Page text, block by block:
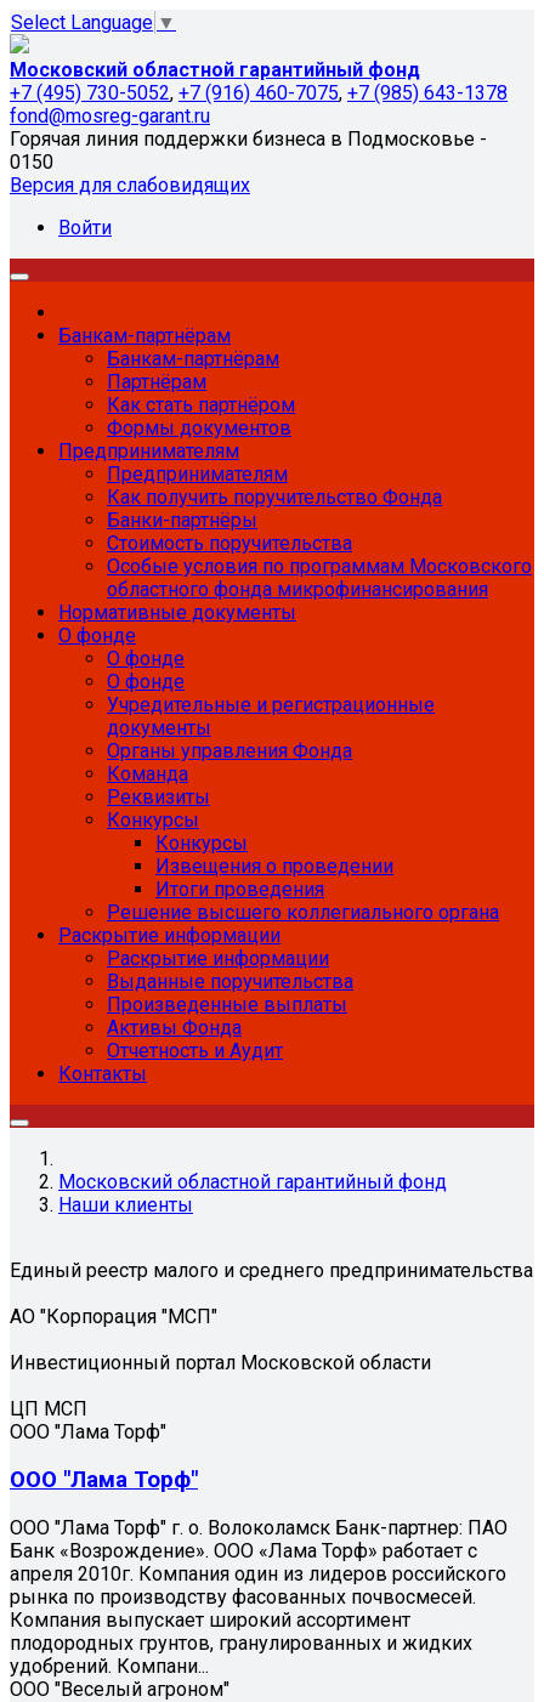
Select Language ▼
Московский областной гарантийный фонд
+7 (495) 730-5052, +7 (916) 460-7075, +7 (985) 643-1378
fond@mosreg-garant.ru
Горячая линия поддержки бизнеса в Подмосковье -
0150
Версия для слабовидящих
Войти
Банкам-партнёрам
Банкам-партнёрам
Партнёрам
Как стать партнёром
Формы документов
Предпринимателям
Предпринимателям
Как получить поручительство Фонда
Банки-партнёры
Стоимость поручительства
Особые условия по программам Московского
областного фонда микрофинансирования
Нормативные документы
О фонде
О фонде
О фонде
Учредительные и регистрационные
документы
Органы управления Фонда
Команда
Реквизиты
Конкурсы
Конкурсы
Извещения о проведении
Итоги проведения
Решение высшего коллегиального органа
Раскрытие информации
Раскрытие информации
Выданные поручительства
Произведенные выплаты
Активы Фонда
Отчетность и Аудит
Контакты
Московский областной гарантийный фонд
Наши клиенты
Единый реестр малого и среднего предпринимательства
АО "Корпорация "МСП"
Инвестиционный портал Московской области
ЦП МСП
ООО "Лама Торф"
ООО "Лама Торф"
ООО "Лама Торф" г. о. Волоколамск Банк-партнер: ПАО
Банк «Возрождение». ООО «Лама Торф» работает с
апреля 2010г. Компания один из лидеров российского
рынка по производству фасованных почвосмесей.
Компания выпускает широкий ассортимент
плодородных грунтов, гранулированных и жидких
удобрений. Компани...
ООО "Веселый агроном"